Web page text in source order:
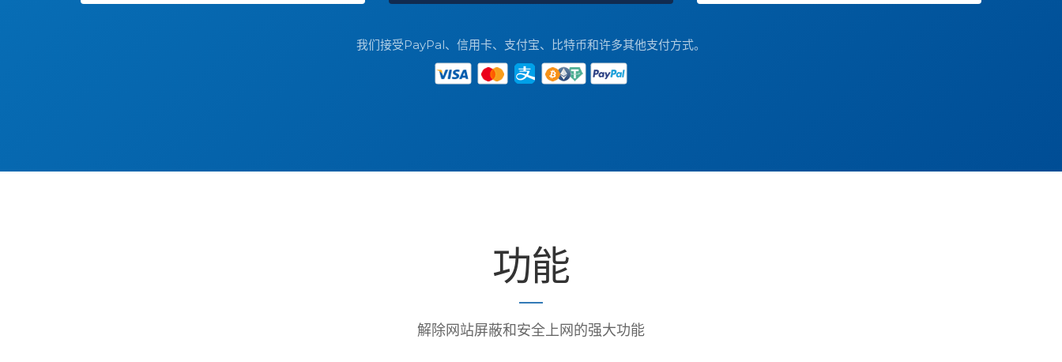
我们接受PayPal、信用卡、支付宝、比特币和许多其他支付方式。
功能
解除网站屏蔽和安全上网的强大功能